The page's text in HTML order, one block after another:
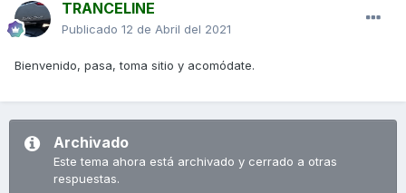
TRANCELINE
Publicado 12 de Abril del 2021
Bienvenido, pasa, toma sitio y acomódate.
Archivado
Este tema ahora está archivado y cerrado a otras
respuestas.